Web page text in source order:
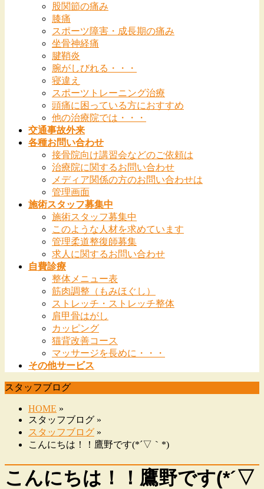
股関節の痛み
膝痛
スポーツ障害・成長期の痛み
坐骨神経痛
腱鞘炎
腕がしびれる・・・
寝違え
スポーツトレーニング治療
頭痛に困っている方におすすめ
他の治療院では・・・
交通事故外来
各種お問い合わせ
接骨院向け講習会などのご依頼は
治療院に関するお問い合わせ
メディア関係の方のお問い合わせは
管理画面
施術スタッフ募集中
施術スタッフ募集中
このような人材を求めています
管理柔道整復師募集
求人に関するお問い合わせ
自費診療
整体メニュー表
筋肉調整（もみほぐし）
ストレッチ・ストレッチ整体
肩甲骨はがし
カッピング
猫背改善コース
マッサージを長めに・・・
その他サービス
スタッフブログ
HOME »
スタッフブログ »
スタッフブログ »
こんにちは！！鷹野です(*´▽｀*)
こんにちは！！鷹野です(*´▽